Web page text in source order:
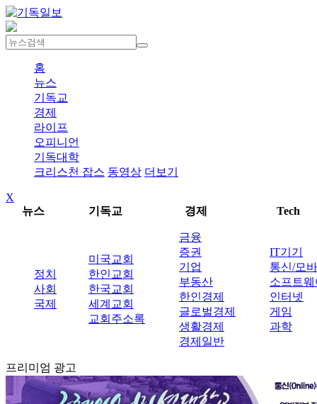
홈
뉴스
기독교
경제
라이프
오피니언
기독대학
크리스천 잡스 동영상 더보기
X
뉴스
기독교 경제 Tech
정치
사회
국제
미국교회
한인교회
한국교회
세계교회
교회주소록
금융
증권
기업
부동산
한인경제
글로벌경제
생활경제
경제일반
IT기기
통신/모
소프트웨
인터넷
게임
과학
프리미엄 광고